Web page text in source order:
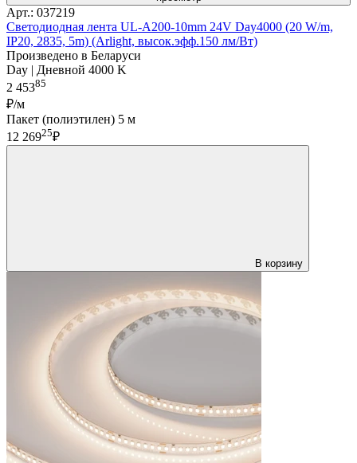
Арт.: 037219
Светодиодная лента UL-A200-10mm 24V Day4000 (20 W/m,
IP20, 2835, 5m) (Arlight, высок.эфф.150 лм/Вт)
Произведено в Беларуси
Day | Дневной 4000 K
2 45385
₽/м
Пакет (полиэтилен) 5 м
12 26925₽
В корзину